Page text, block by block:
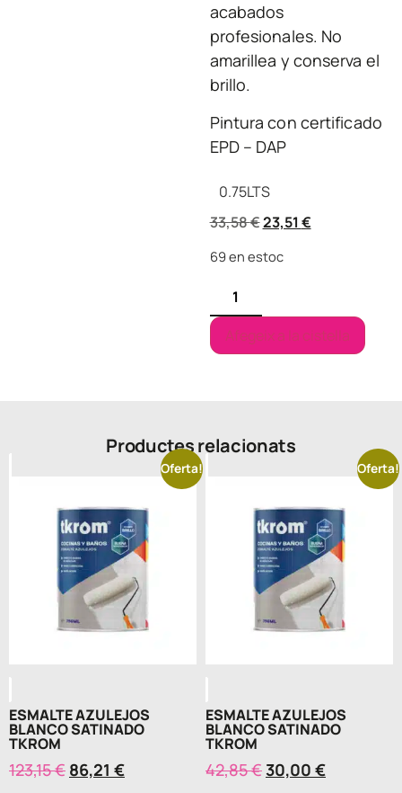
acabados
profesionales. No
amarillea y conserva el
brillo.
Pintura con certificado
EPD – DAP
0.75LTS
33,58€23,51 €
69 en estoc
Afegeix a la cistella
Productes relacionats
Oferta!
ESMALTE AZULEJOS
BLANCO SATINADO
TKROM
123,15€ 86,21 €
Oferta!
ESMALTE AZULEJOS
BLANCO SATINADO
TKROM
42,85€ 30,00 €